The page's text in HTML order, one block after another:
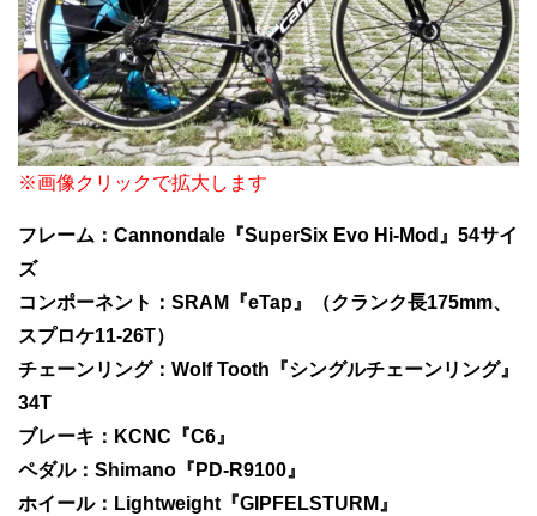
※画像クリックで拡大します
フレーム：Cannondale『SuperSix Evo Hi-Mod』54サイ
ズ
コンポーネント：SRAM『eTap』（クランク長175mm、
スプロケ11-26T）
チェーンリング：Wolf Tooth『シングルチェーンリング』
34T
ブレーキ：KCNC『C6』
ペダル：Shimano『PD-R9100』
ホイール：Lightweight『GIPFELSTURM』